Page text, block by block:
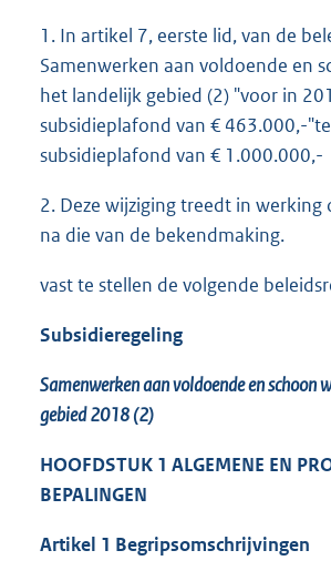
1. In artikel 7, eerste lid, van de
Samenwerken aan voldoende en
het landelijk gebied (2) "voor in
subsidieplafond van € 463.000,-
subsidieplafond van € 1.000.000,-
2. Deze wijziging treedt in werking
na die van de bekendmaking.
vast te stellen de volgende
Subsidieregeling
Samenwerken aan voldoende en schoon
gebied 2018 (2)
HOOFDSTUK 1 ALGEMENE EN
BEPALINGEN
Artikel 1 Begripsomschrijvingen